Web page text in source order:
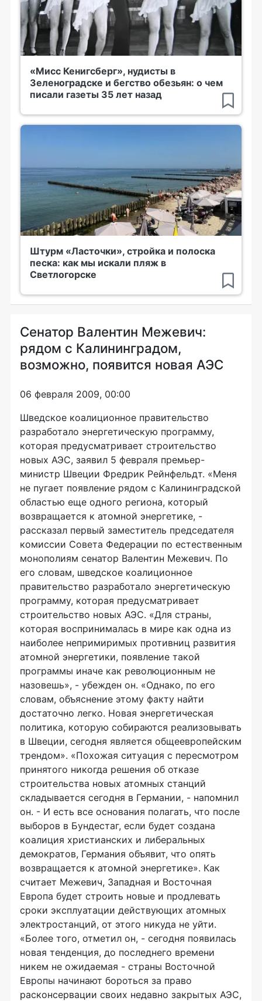
«Мисс Кенигсберг», нудисты в
Зеленоградске и бегство обезьян: о чем
писали газеты 35 лет назад
Штурм «Ласточки», стройка и полоска
песка: как мы искали пляж в
Светлогорске
Сенатор Валентин Межевич:
рядом с Калининградом,
возможно, появится новая АЭС
06 февраля 2009, 00:00
Шведское коалиционное правительство
разработало энергетическую программу,
которая предусматривает строительство
новых АЭС, заявил 5 февраля премьер-
министр Швеции Фредрик Рейнфельдт. «Меня
не пугает появление рядом с Калининградской
областью еще одного региона, который
возвращается к атомной энергетике, -
рассказал первый заместитель председателя
комиссии Совета Федерации по естественным
монополиям сенатор Валентин Межевич. По
его словам, шведское коалиционное
правительство разработало энергетическую
программу, которая предусматривает
строительство новых АЭС. «Для страны,
которая воспринималась в мире как одна из
наиболее непримиримых противниц развития
атомной энергетики, появление такой
программы иначе как революционным не
назовешь», - убежден он. «Однако, по его
словам, объяснение этому факту найти
достаточно легко. Новая энергетическая
политика, которую собираются реализовывать
в Швеции, сегодня является общеевропейским
трендом». «Похожая ситуация с пересмотром
принятого никогда решения об отказе
строительства новых атомных станций
складывается сегодня в Германии, - напомнил
он. - И есть все основания полагать, что после
выборов в Бундестаг, если будет создана
коалиция христианских и либеральных
демократов, Германия объявит, что опять
возвращается к атомной энергетике». Как
считает Межевич, Западная и Восточная
Европа будет строить новые и продлевать
сроки эксплуатации действующих атомных
электростанций, от этого никуда не уйти.
«Более того, отметил он, - сегодня появилась
новая тенденция, до последнего времени
никем не ожидаемая - страны Восточной
Европы начинают бороться за право
расконсервации своих недавно закрытых АЭС,